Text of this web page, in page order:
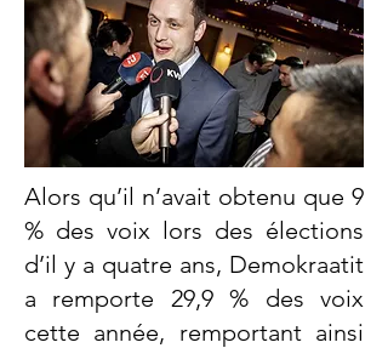
Alors qu’il n’avait obtenu que 9
% des voix lors des élections
d’il y a quatre ans, Demokraatit
a remporte 29,9 % des voix
cette année, remportant ainsi